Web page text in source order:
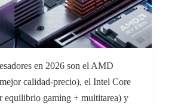
en 2026 son el AMD
calidad-precio), el Intel Core
equilibrio gaming + multitarea) y